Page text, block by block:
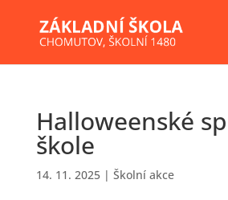
Halloweenské
škole
14. 11. 2025| Školní akce